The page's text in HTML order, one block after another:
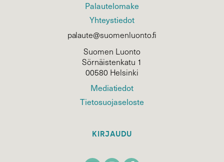
Palautelomake
Yhteystiedot
palaute@suomenluonto.fi
Suomen Luonto
Sörnäistenkatu 1
00580 Helsinki
Mediatiedot
Tietosuojaseloste
KIRJAUDU